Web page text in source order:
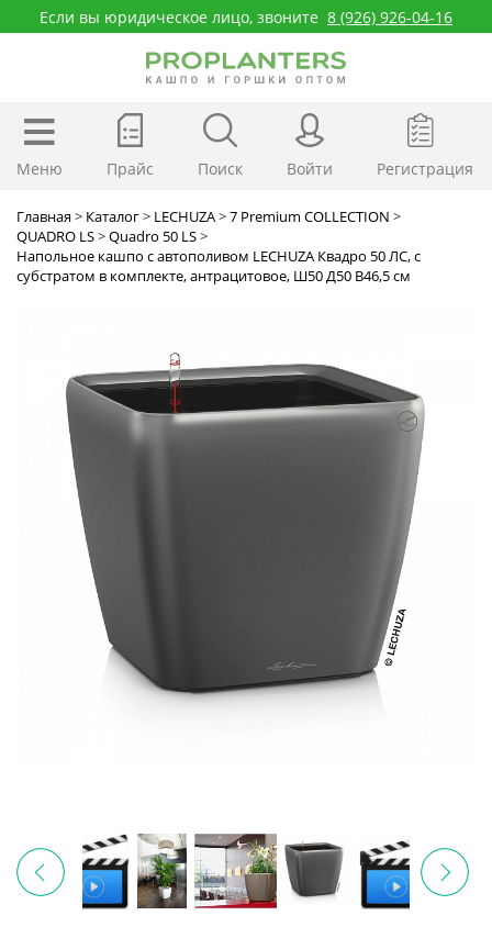
Если вы юридическое лицо, звоните 8 (926) 926-04-16
Меню Прайс Поиск Войти Регистрация
Главная> Каталог> LECHUZA>7 Premium COLLECTION >
QUADRO LS>Quadro 50 LS>
Напольное кашпо с автополивом LECHUZA Квадро 50 ЛС, с
субстратом в комплекте, антрацитовое, Ш50 Д50 В46,5 см